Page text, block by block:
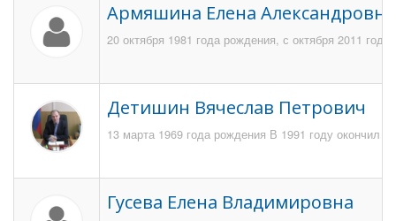
Армяшина Елена Александровна
20 октября 1981 года рождения, с октября 2011
Детишин Вячеслав Петрович
13 марта 1969 года рождения В 1991 году окончил
Гусева Елена Владимировна